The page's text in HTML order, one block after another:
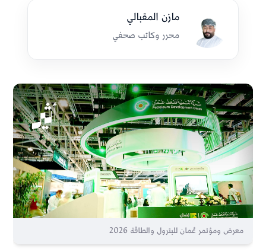
مازن المقبالي
محرر وكاتب صحفي
معرض ومؤتمر عُمان للبترول والطاقة 2026